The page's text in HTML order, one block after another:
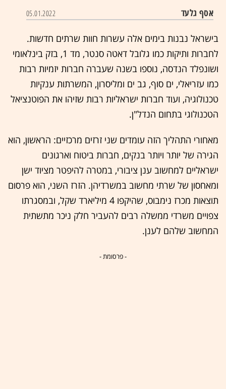
אסף גלעד 05.01.2022
בישראל נבנות בימים אלה עשרות חוות שרתים חדשות.
לחברות ותיקות כמו גלובל דאטה סנטר, מד 1, בזק בינלאומי
ושונפלד הנדסה, נוספו בשנה שעברה חברות יזמיות רבות
כמו עזריאלי, ים סוף, גב ים ומליסרון, המשרתות ענקיות
טכנולוגיה, ועוד חברות ישראליות רבות שזיהו את הפוטנציאל
הטכנולוגי בתחום הנדל"ן.
מאחורי התהליך הזה עומדים שני זרזים מרכזיים: הראשון, הוא
הגירה של יותר ויותר בנקים, חברות ביטוח וארגונים
ישראליים למחשוב ענן ציבורי, במטרה להיפטר מציוד ישן
ומאחסון של שרתי מחשוב במשרדיהן. הזרז השני, הוא פרסום
תוצאות מכרז נימבוס, שהיקפו 4 מיליארד שקל, ובמסגרתו
צפויים משרדי ממשלה רבים להעביר חלק ניכר מתשתית
המחשוב שלהם לענן.
- פרסומת -